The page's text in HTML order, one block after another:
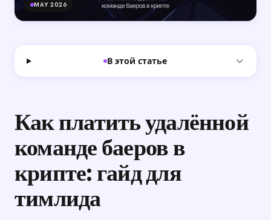
MAY 2026
В этой статье
Как платить удалённой
команде баеров в
крипте: гайд для
тимлида